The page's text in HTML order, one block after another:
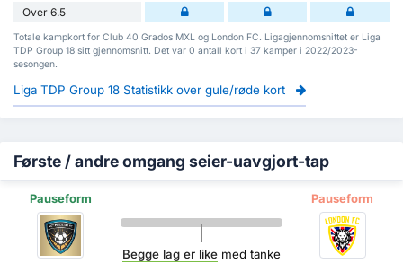
Over 6.5
Totale kampkort for Club 40 Grados MXL og London FC. Ligagjennomsnittet er Liga
TDP Group 18 sitt gjennomsnitt. Det var 0 antall kort i 37 kamper i 2022/2023-
sesongen.
Liga TDP Group 18 Statistikk over gule/røde kort
Første / andre omgang seier-uavgjort-tap
Pauseform Pauseform
Begge lag er likemed tanke